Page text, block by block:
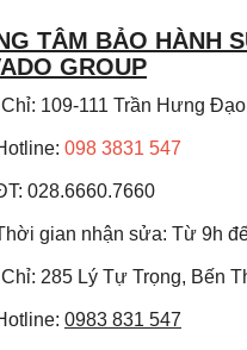
TÂM BẢO HÀNH
GROUP
109-111 Trần Hưng
098 3831 547
028.6660.7660
gian nhận sửa: Từ 9h
285 Lý Tự Trọng, Bến
0983 831 547